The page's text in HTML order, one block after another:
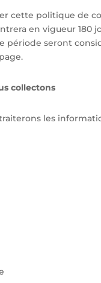
cette politique de
en vigueur 180
période seront
collectons
les